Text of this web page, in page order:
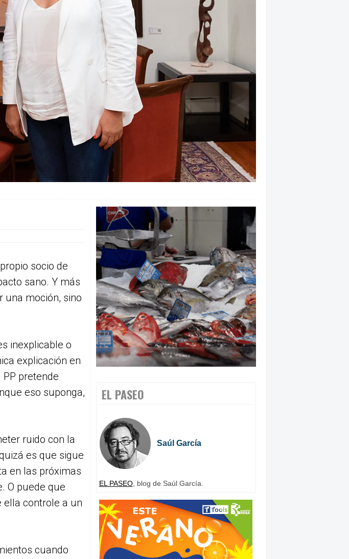
socio de
sano. Y más
una moción, sino
inexplicable o
explicación en
pretende
eso suponga,
ruido con la
es que sigue
en las próximas
O puede que
ella controle a un
cuando
EL PASEO
Saúl García
EL PASEO, blog de Saúl García.